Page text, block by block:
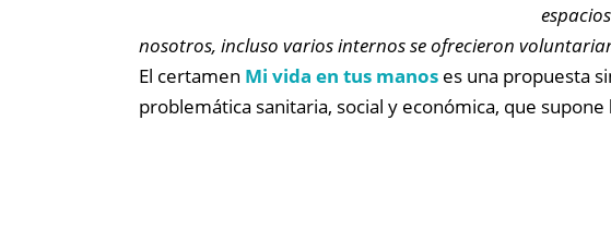
nosotros, incluso varios internos se ofrecieron
El certamen Mi vida en tus manos es una propuesta
problemática sanitaria, social y económica, que supone